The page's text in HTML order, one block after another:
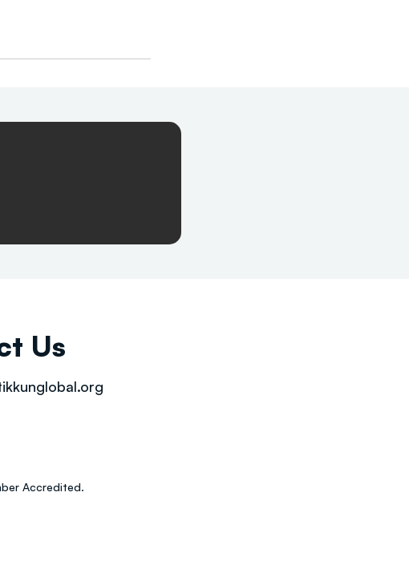
Us
Accredited.